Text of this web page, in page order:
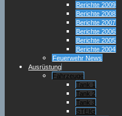
Berichte 2009
Berichte 2008
Berichte 2007
Berichte 2006
Berichte 2005
Berichte 2004
Feuerwehr News
Ausrüstung
Fahrzeuge
Tank 1
Tank 2
Tank 3
STEIG